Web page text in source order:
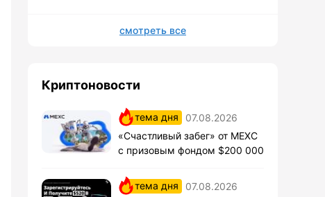
смотреть все
Криптоновости
тема дня
07.08.2026
«Счастливый забег» от MEXC
с призовым фондом $200 000
тема дня
07.08.2026